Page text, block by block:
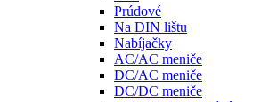
Prúdové
Na DIN lištu
Nabíjačky
AC/AC meniče
DC/AC meniče
DC/DC meniče